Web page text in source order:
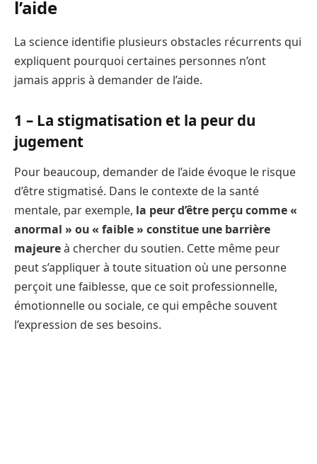
l’aide
La science identifie plusieurs obstacles récurrents qui
expliquent pourquoi certaines personnes n’ont
jamais appris à demander de l’aide.
1 – La stigmatisation et la peur du
jugement
Pour beaucoup, demander de l’aide évoque le risque
d’être stigmatisé. Dans le contexte de la santé
mentale, par exemple, la peur d’être perçu comme «
anormal » ou « faible » constitue une barrière
majeureà chercher du soutien. Cette même peur
peut s’appliquer à toute situation où une personne
perçoit une faiblesse, que ce soit professionnelle,
émotionnelle ou sociale, ce qui empêche souvent
l’expression de ses besoins.